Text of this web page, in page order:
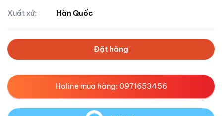
Xuất xứ: Hàn Quốc
Đặt hàng
Holine mua hàng: 0971653456